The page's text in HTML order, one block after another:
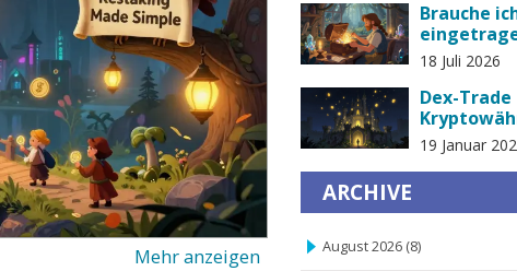
Mehr anzeigen
Brauche
(2026)
18 Juli 2026
Dex-Trade
Detail:
und
19 Januar
ARCHIVE
August 2026 (8)